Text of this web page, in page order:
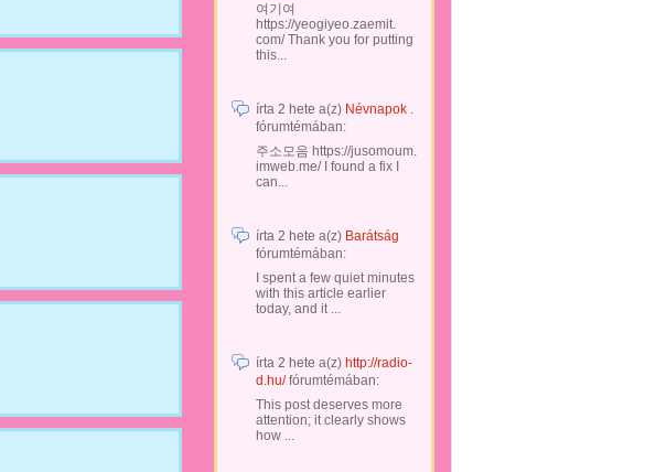
여기여
https://yeogiyeo.zaemit.
com/ Thank you for putting
this...
írta 2 hete a(z) Névnapok .
fórumtémában:
주소모음 https://jusomoum.
imweb.me/ I found a fix I
can...
írta 2 hete a(z) Barátság
fórumtémában:
I spent a few quiet minutes
with this article earlier
today, and it ...
írta 2 hete a(z) http://radio-
d.hu/fórumtémában:
This post deserves more
attention; it clearly shows
how ...